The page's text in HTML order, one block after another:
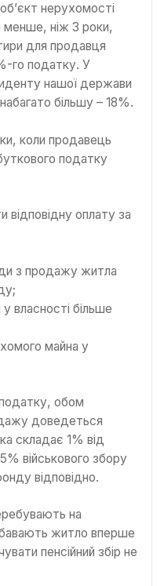
нерухомості
менше, ніж 3 роки,
для продавця
го податку. У
нашої держави
більшу – 18%.
коли продавець
податку
оплату за
з продажу житла
власності більше
майна у
обом
доведеться
складає 1% від
військового збору
відповідно.
на
житло вперше
пенсійний збір не